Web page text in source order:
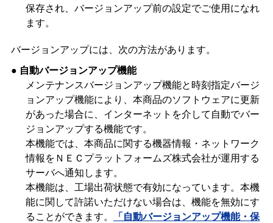
保存され、バージョンアップ前の設定でご使用になれ
ます。
バージョンアップには、次の方法があります。
● 自動バージョンアップ機能
メンテナンスバージョンアップ機能と時刻指定バージ
ョンアップ機能により、本商品のソフトウェアに更新
があった場合に、インターネットを介して自動でバー
ジョンアップする機能です。
本機能では、本商品に関する機器情報・ネットワーク
情報をＮＥＣプラットフォームズ株式会社が運用する
サーバへ通知します。
本機能は、工場出荷状態で有効になっています。本機
能に関して許諾いただけない場合は、機能を無効にす
ることができます。
「自動バージョンアップ機能・保